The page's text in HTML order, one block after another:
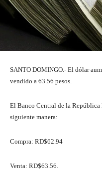
SANTO DOMINGO.- El dólar
vendido a 63.56 pesos.
El Banco Central de la
siguiente manera:
Compra: RD$62.94
Venta: RD$63.56.